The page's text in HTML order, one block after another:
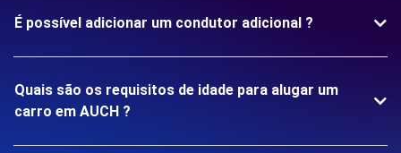
É possível adicionar um condutor adicional ?
Quais são os requisitos de idade para alugar um
carro em AUCH ?